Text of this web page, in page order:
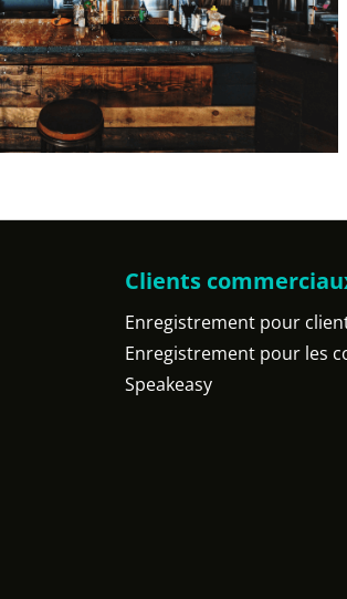
Clients
Enregistrement pour
Enregistrement pour les
Speakeasy